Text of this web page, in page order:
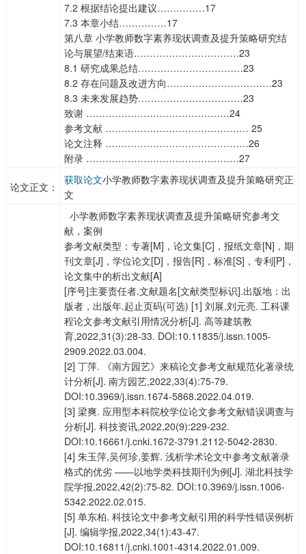
7.2 根据结论提出建议……………17
7.3 本章小结……………17
第八章 小学教师数字素养现状调查及提升策略研究结
论与展望/结束语……………………………23
8.1 研究成果总结……………………………23
8.2 存在问题及改进方向……………………………23
8.3 未来发展趋势……………………………23
致谢 ………………………………………24
参考文献 ……………………………………… 25
论文注释 ………………………………………26
附录 …………………………………………27
论文正文：
获取论文小学教师数字素养现状调查及提升策略研究正
文
小学教师数字素养现状调查及提升策略研究参考文
献，案例
参考文献类型：专著[M]，论文集[C]，报纸文章[N]，期
刊文章[J]，学位论文[D]，报告[R]，标准[S]，专利[P]，
论文集中的析出文献[A]
[序号]主要责任者.文献题名[文献类型标识].出版地：出
版者，出版年.起止页码(可选) [1] 刘展,刘元亮. 工科课
程论文参考文献引用情况分析[J]. 高等建筑教
育,2022,31(3):28-33. DOI:10.11835/j.issn.1005-
2909.2022.03.004.
[2] 丁萍. 《南方园艺》来稿论文参考文献规范化著录统
计分析[J]. 南方园艺,2022,33(4):75-79.
DOI:10.3969/j.issn.1674-5868.2022.04.019.
[3] 梁爽. 应用型本科院校学位论文参考文献错误调查与
分析[J]. 科技资讯,2022,20(9):229-232.
DOI:10.16661/j.cnki.1672-3791.2112-5042-2830.
[4] 朱玉萍,吴何珍,姜辉. 浅析学术论文中参考文献著录
格式的优劣 ——以地学类科技期刊为例[J]. 湖北科技学
院学报,2022,42(2):75-82. DOI:10.3969/j.issn.1006-
5342.2022.02.015.
[5] 单东柏. 科技论文中参考文献引用的科学性错误例析
[J]. 编辑学报,2022,34(1):43-47.
DOI:10.16811/j.cnki.1001-4314.2022.01.009.